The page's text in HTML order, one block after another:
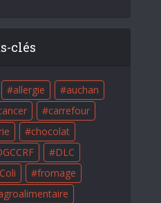
clés
allergie
auchan
carrefour
chocolat
DLC
fromage